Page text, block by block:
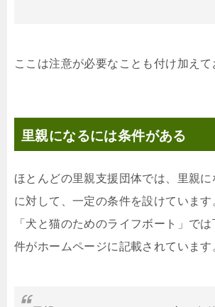
ここは注意が必要なことも付け加えて
里親になるには条件がある
ほとんどの里親支援団体では、里親
に対して、一定の条件を設けていま
「犬と猫のためのライフボート」で
件がホームページに記載されています